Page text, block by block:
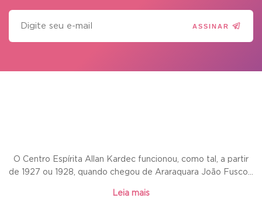
ASSINAR
O Centro Espírita Allan Kardec funcionou, como tal, a partir
de 1927 ou 1928, quando chegou de Araraquara João Fusco...
Leia mais